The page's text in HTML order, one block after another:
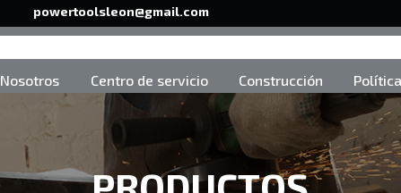
powertoolsleon@gmail.com
Nosotros Centro de servicio Construcción